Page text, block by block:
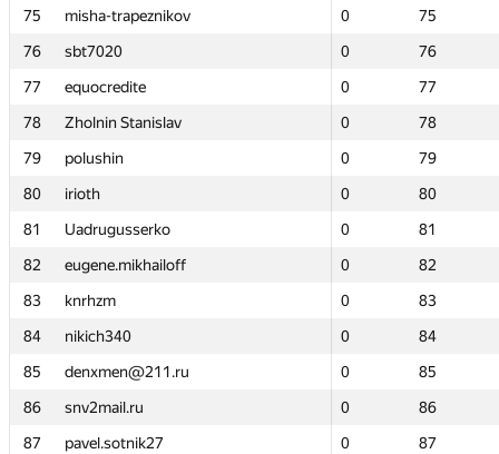
75
misha-trapeznikov 0
75
76
sbt7020 0
76
77
equocredite 0
77
78
Zholnin Stanislav 0
78
79
polushin 0
79
80
irioth 0
80
81
Uadrugusserko 0
81
82
eugene.mikhailoff 0
82
83
knrhzm 0
83
84
nikich340 0
84
85
denxmen@211.ru 0
85
86
snv2mail.ru 0
86
87
pavel.sotnik27 0
87
75
misha-trapeznikov 0
75
76
sbt7020 0
76
77
equocredite 0
77
78
Zholnin Stanislav 0
78
79
polushin 0
79
80
irioth 0
80
81
Uadrugusserko 0
81
82
eugene.mikhailoff 0
82
83
knrhzm 0
83
84
nikich340 0
84
85
denxmen@211.ru 0
85
86
snv2mail.ru 0
86
87
pavel.sotnik27 0
87